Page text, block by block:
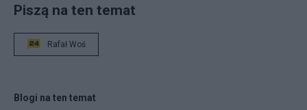
Piszą na ten temat
Rafał Woś
Blogi na ten temat